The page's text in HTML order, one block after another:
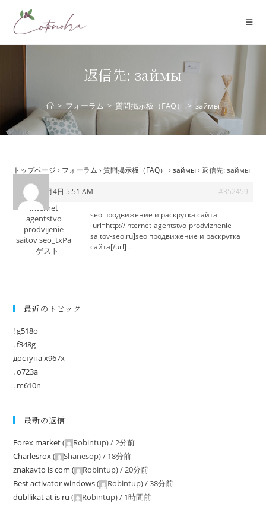
返信先: займы
> フォーラム > 質問掲示板（FAQ） > займы
トップページ › フォーラム › 質問掲示板（FAQ） › займы › 返信先: займы
2025年9月4日 5:51 AM #352459
internet
agentstvo
prodvijenie
saitov seo_txPa
ゲスト
seo продвижение и раскрутка сайта
[url=http://internet-agentstvo-prodvizhenie-
sajtov-seo.ru]seo продвижение и раскрутка
сайта[/url] .
最近のトピック
! g518o
. f348g
доступа x967x
. o723a
. m610n
最新の返信
Forex market( Robintup) /2分前
Charlesrox( Shanesop) / 18分前
znakavto is com ( Robintup) /20分前
Best activator windows( Robintup) /38分前
dubllikat at is ru ( Robintup) / 1時間前